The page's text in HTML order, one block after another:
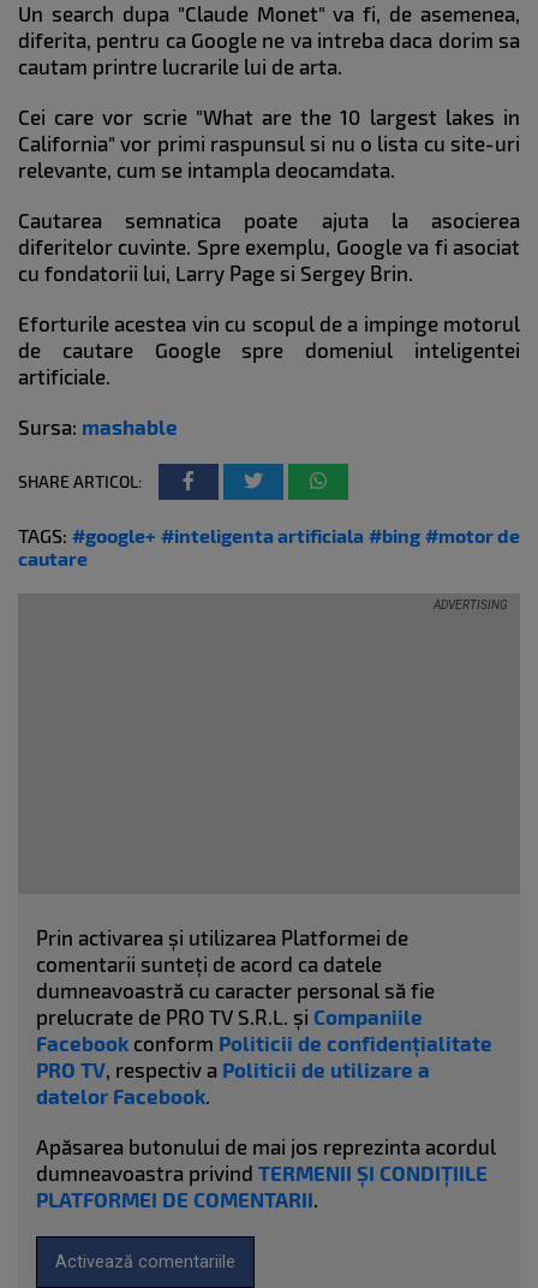
Un search dupa "Claude Monet" va fi, de asemenea,
diferita, pentru ca Google ne va intreba daca dorim sa
cautam printre lucrarile lui de arta.
Cei care vor scrie "What are the 10 largest lakes in
California" vor primi raspunsul si nu o lista cu site-uri
relevante, cum se intampla deocamdata.
Cautarea semnatica poate ajuta la asocierea
diferitelor cuvinte. Spre exemplu, Google va fi asociat
cu fondatorii lui, Larry Page si Sergey Brin.
Eforturile acestea vin cu scopul de a impinge motorul
de cautare Google spre domeniul inteligentei
artificiale.
Sursa: mashable
SHARE ARTICOL:
TAGS: #google+ #inteligenta artificiala #bing #motor de
cautare
Prin activarea și utilizarea Platformei de
comentarii sunteți de acord ca datele
dumneavoastră cu caracter personal să fie
prelucrate de PRO TV S.R.L. și Companiile
Facebook conform Politicii de confidențialitate
PRO TV, respectiv a Politicii de utilizare a
datelor Facebook.
Apăsarea butonului de mai jos reprezinta acordul
dumneavoastra privind TERMENII ȘI CONDIȚIILE
PLATFORMEI DE COMENTARII.
Activează comentariile